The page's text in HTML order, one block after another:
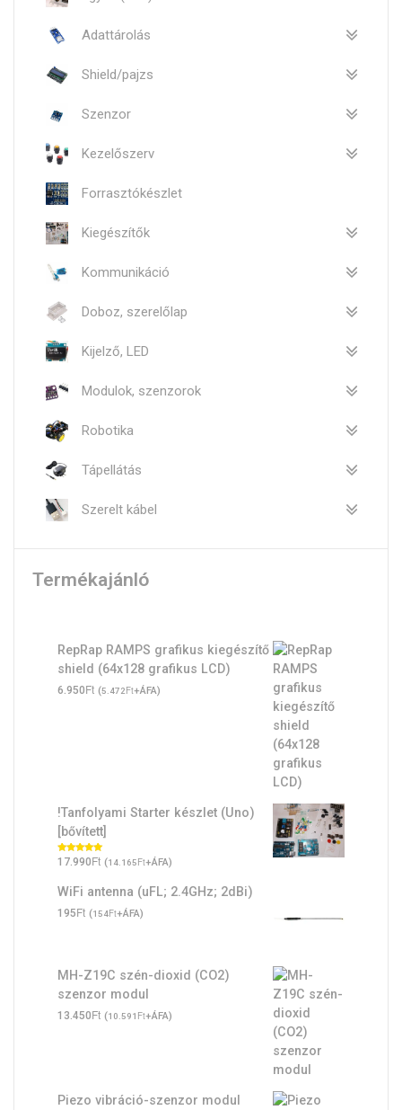
Adattárolás
Shield/pajzs
Szenzor
Kezelőszerv
Forrasztókészlet
Kiegészítők
Kommunikáció
Doboz, szerelőlap
Kijelző, LED
Modulok, szenzorok
Robotika
Tápellátás
Szerelt kábel
Termékajánló
RepRap RAMPS grafikus kiegészítő
shield (64x128 grafikus LCD)
6.950Ft (5.472Ft+ÁFA)
!Tanfolyami Starter készlet (Uno)
[bővített]
Értékelés:
5.00 / 5
17.990Ft (14.165Ft+ÁFA)
WiFi antenna (uFL; 2.4GHz; 2dBi)
195Ft (154Ft+ÁFA)
MH-Z19C szén-dioxid (CO2)
szenzor modul
13.450Ft (10.591 Ft+ÁFA)
Piezo vibráció-szenzor modul